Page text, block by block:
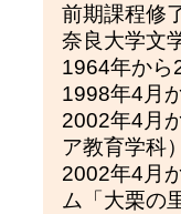
前期課程修
奈良大学文
1964年から
1998年4月
2002年4月
ア教育学科
2002年4月
ム「大栗の